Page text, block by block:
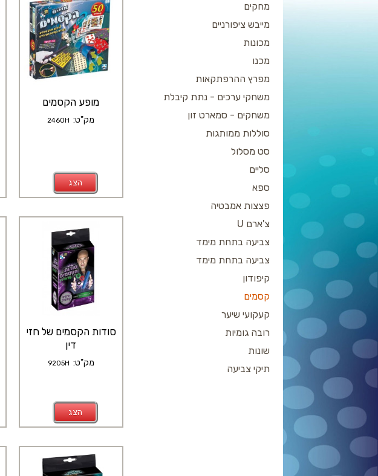
מחקים
מייבש ציפורניים
מכונות
מכנו
מפרץ ההרפתקאות
משחקי ערכים - נתת קיבלת
משחקים - סמארט זון
סוללות ממותגות
סט מסלול
סליים
ספא
פצצות אמבטיה
צ'ארם U
צביעה בתחת מימד
צביעה בתחת מימד
קיפודון
קסמים
קעקועי שיער
רובה גומיות
שונות
תיקי צביעה
מופע הקסמים
מק"ט: 2460H
הצג
סודות הקסמים של חזי
דין
מק"ט: 9205H
הצג